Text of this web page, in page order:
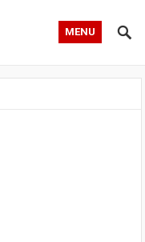
MENU